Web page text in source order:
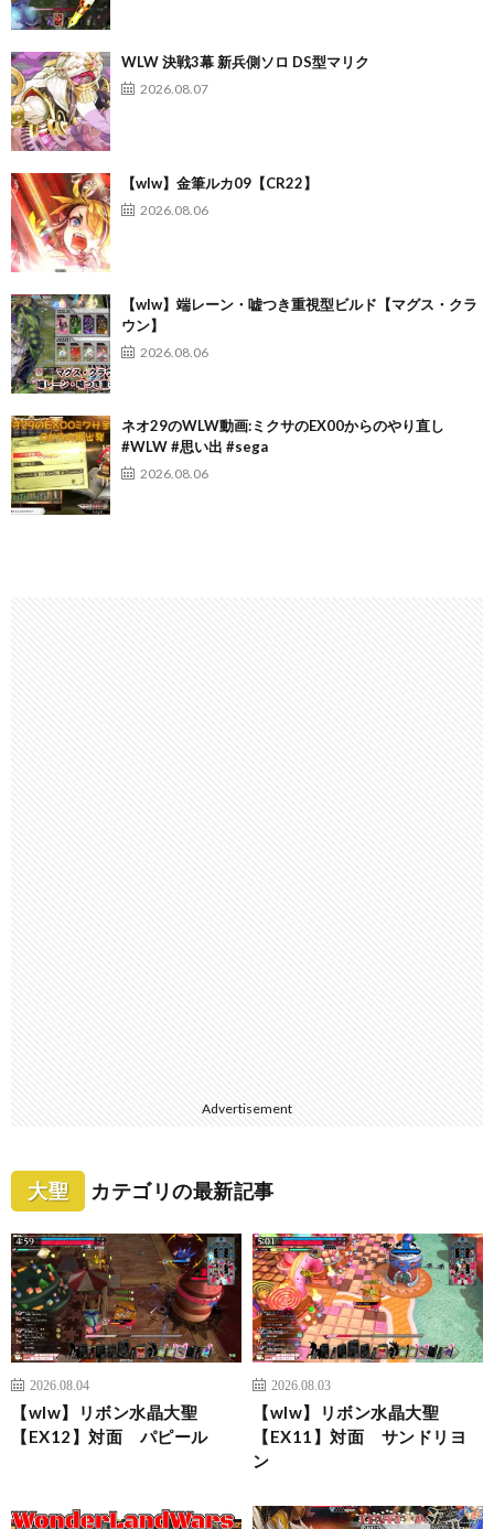
WLW 決戦3幕 新兵側ソロ DS型マリク
2026.08.07
【wlw】金筆ルカ09【CR22】
2026.08.06
【wlw】端レーン・嘘つき重視型ビルド【マグス・クラ
ウン】
2026.08.06
ネオ29のWLW動画:ミクサのEX00からのやり直し
#WLW #思い出 #sega
2026.08.06
Advertisement
大聖 カテゴリの最新記事
2026.08.04
【wlw】リボン水晶大聖
【EX12】対面 パピール
2026.08.03
【wlw】リボン水晶大聖
【EX11】対面 サンドリヨ
ン